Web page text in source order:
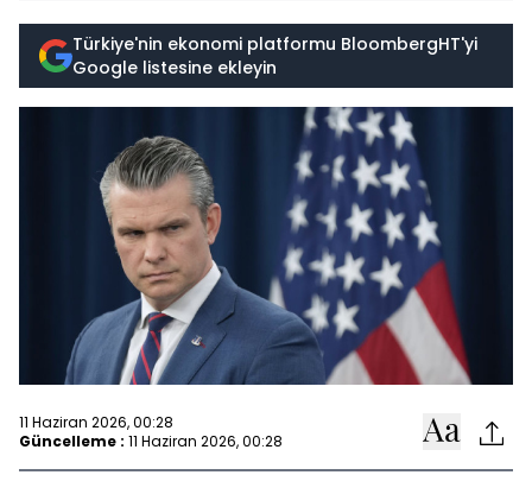
Türkiye'nin ekonomi platformu BloombergHT'yi
Google listesine ekleyin
11 Haziran 2026, 00:28
Güncelleme : 11 Haziran 2026, 00:28